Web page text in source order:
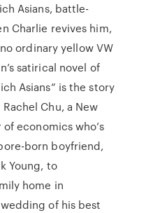
Asians, battle-
Charlie revives him,
ordinary yellow VW
satirical novel of
Asians” is the story
Chu, a New
economics who’s
born boyfriend,
Young, to
home in
of his best